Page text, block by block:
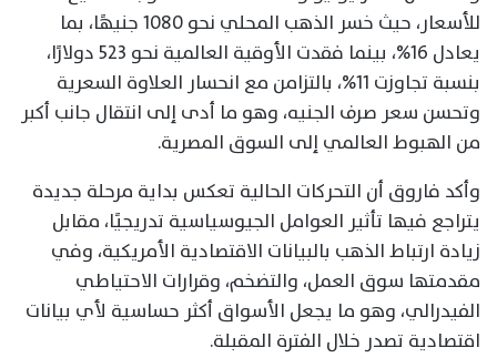
للأسعار، حيث خسر الذهب المحلي نحو 1080 جنيهًا، بما
يعادل 16%، بينما فقدت الأوقية العالمية نحو 523 دولارًا،
بنسبة تجاوزت 11%، بالتزامن مع انحسار العلاوة السعرية
وتحسن سعر صرف الجنيه، وهو ما أدى إلى انتقال جانب أكبر
من الهبوط العالمي إلى السوق المصرية.
وأكد فاروق أن التحركات الحالية تعكس بداية مرحلة جديدة
يتراجع فيها تأثير العوامل الجيوسياسية تدريجيًا، مقابل
زيادة ارتباط الذهب بالبيانات الاقتصادية الأمريكية، وفي
مقدمتها سوق العمل، والتضخم، وقرارات الاحتياطي
الفيدرالي، وهو ما يجعل الأسواق أكثر حساسية لأي بيانات
اقتصادية تصدر خلال الفترة المقبلة.